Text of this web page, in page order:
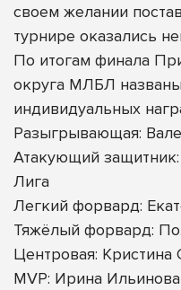
своем желании
турнире оказались
По итогам финала
округа МЛБЛ
индивидуальных
Разыгрывающая:
Атакующий
Лига
Легкий форвард:
Тяжёлый форвард:
Центровая: Кристина
MVP: Ирина